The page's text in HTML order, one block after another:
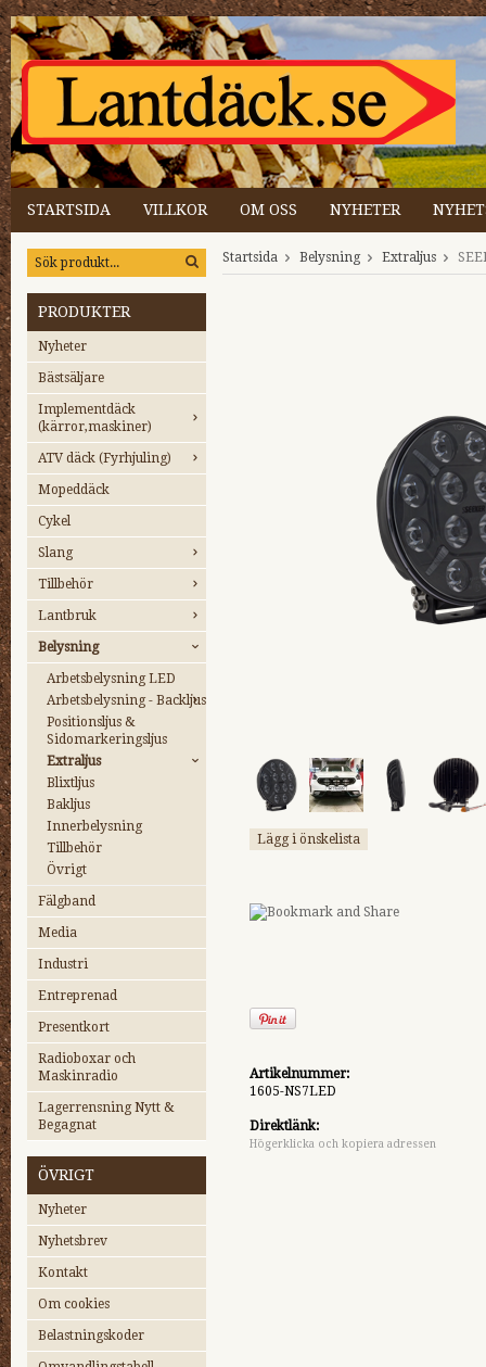
STARTSIDA VILLKOR OM OSS NYHETER
PRODUKTER
Nyheter
Bästsäljare
Implementdäck
(kärror,maskiner)
ATV däck (Fyrhjuling)
Mopeddäck
Cykel
Slang
Tillbehör
Lantbruk
Belysning
Arbetsbelysning LED
Arbetsbelysning - Backljus
Positionsljus &
Sidomarkeringsljus
Extraljus
Blixtljus
Bakljus
Innerbelysning
Tillbehör
Övrigt
Fälgband
Media
Industri
Entreprenad
Presentkort
Radioboxar och
Maskinradio
Lagerrensning Nytt &
Begagnat
ÖVRIGT
Nyheter
Nyhetsbrev
Kontakt
Om cookies
Belastningskoder
Startsida Belysning Extraljus
Lägg i önskelista
Artikelnummer:
1605-NS7LED
Direktlänk:
Högerklicka och kopiera adressen